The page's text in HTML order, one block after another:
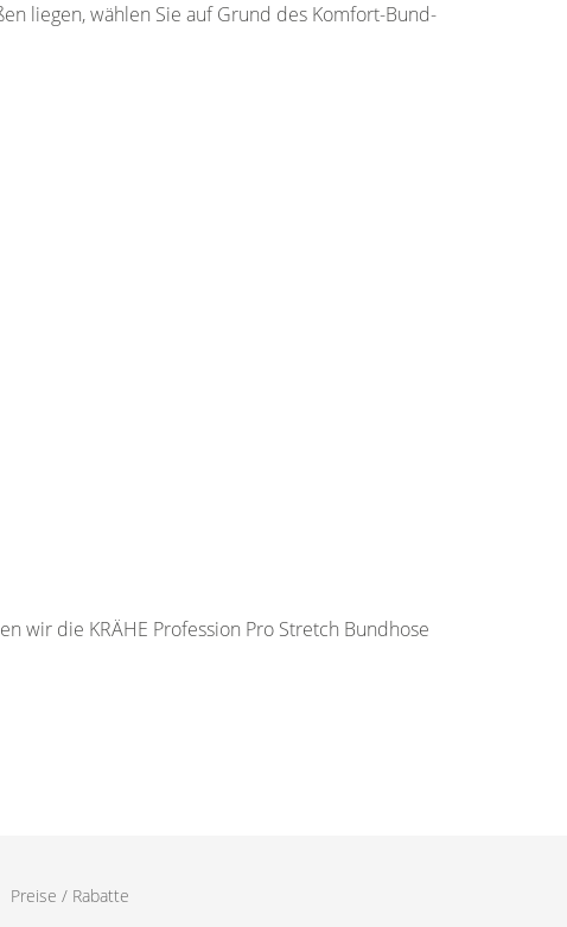
liegen, wählen Sie auf Grund des Komfort-Bund-
wir die KRÄHE Profession Pro Stretch Bundhose
Preise / Rabatte